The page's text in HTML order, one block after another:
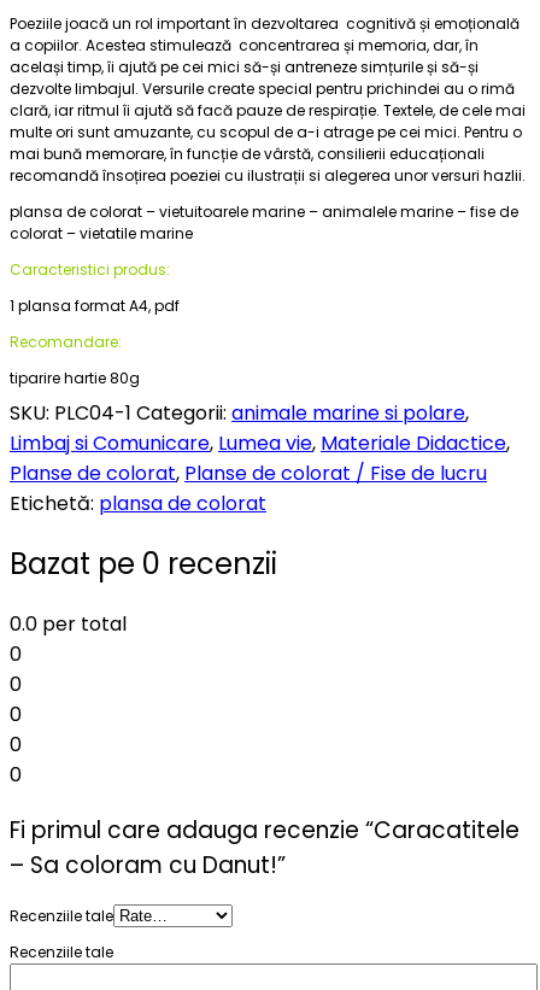
Poeziile joacă un rol important în dezvoltarea cognitivă și emoțională
a copiilor. Acestea stimulează concentrarea și memoria, dar, în
același timp, îi ajută pe cei mici să-și antreneze simțurile și să-și
dezvolte limbajul. Versurile create special pentru prichindei au o rimă
clară, iar ritmul îi ajută să facă pauze de respirație. Textele, de cele mai
multe ori sunt amuzante, cu scopul de a-i atrage pe cei mici. Pentru o
mai bună memorare, în funcție de vârstă, consilierii educaționali
recomandă însoțirea poeziei cu ilustrații si alegerea unor versuri hazlii.
plansa de colorat – vietuitoarele marine – animalele marine – fise de
colorat – vietatile marine
Caracteristici produs:
1 plansa format A4, pdf
Recomandare:
tiparire hartie 80g
SKU: PLC04-1 Categorii: animale marine si polare,
Limbaj si Comunicare, Lumea vie, Materiale Didactice,
Planse de colorat, Planse de colorat / Fise de lucru
Etichetă: plansa de colorat
Bazat pe 0 recenzii
0.0 per total
0
0
0
0
0
Fi primul care adauga recenzie “Caracatitele
– Sa coloram cu Danut!”
Recenziile tale
Recenziile tale